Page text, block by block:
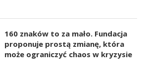
160 znaków to za mało. Fundacja
proponuje prostą zmianę, która
może ograniczyć chaos w kryzysie